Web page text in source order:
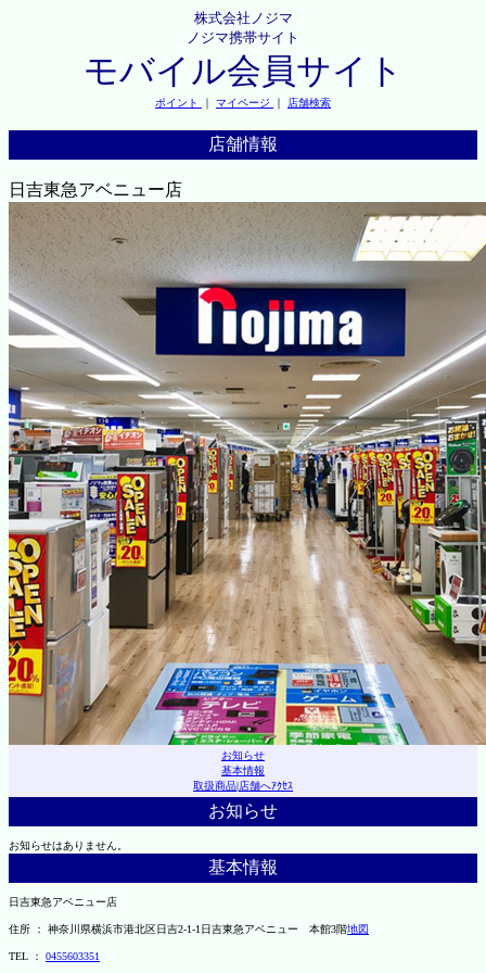
株式会社ノジマ
ノジマ携帯サイト
モバイル会員サイト
ポイント ｜ マイページ ｜ 店舗検索
店舗情報
日吉東急アベニュー店
お知らせ
基本情報
取扱商品|店舗へｱｸｾｽ
お知らせ
お知らせはありません。
基本情報
日吉東急アベニュー店
住所 ： 神奈川県横浜市港北区日吉2-1-1日吉東急アベニュー 本館3階地図
TEL ： 0455603351